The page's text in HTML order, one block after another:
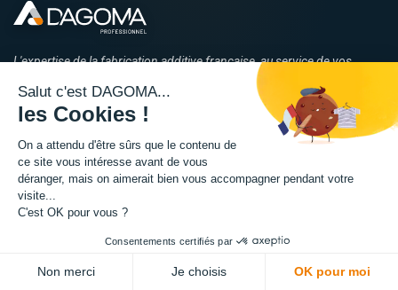
L'expertise de la fabrication additive francaise, au service de vos
TISSEL
84 avenue de la Fosse aux Chenes
59100 Roubaix, France
EMAIL : hello@dagoma3d.com
Salut c'est DAGOMA...
les Cookies !
On a attendu d'être sûrs que le contenu de
ce site vous intéresse avant de vous
déranger, mais on aimerait bien vous accompagner pendant votre
visite...
C'est OK pour vous ?
Consentements certifiés par
Non merci Je choisis OK pour moi